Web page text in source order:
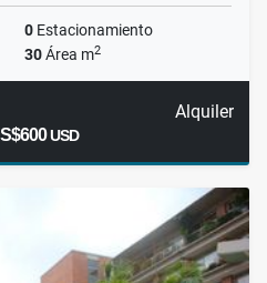
0 Estacionamiento
30Área m2
Alquiler
USD